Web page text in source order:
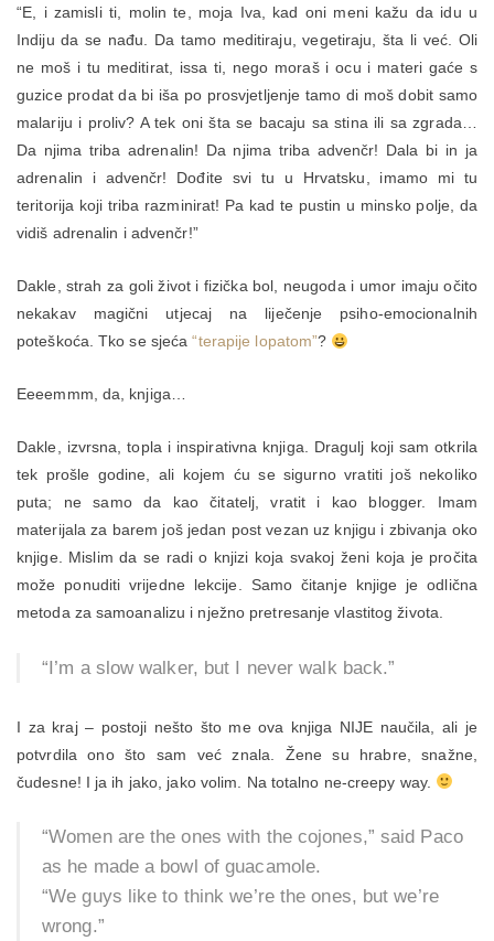
“E, i zamisli ti, molin te, moja Iva, kad oni meni kažu da idu u
Indiju da se nađu. Da tamo meditiraju, vegetiraju, šta li već. Oli
ne moš i tu meditirat, issa ti, nego moraš i ocu i materi gaće s
guzice prodat da bi iša po prosvjetljenje tamo di moš dobit samo
malariju i proliv? A tek oni šta se bacaju sa stina ili sa zgrada…
Da njima triba adrenalin! Da njima triba advenčr! Dala bi in ja
adrenalin i advenčr! Dođite svi tu u Hrvatsku, imamo mi tu
teritorija koji triba razminirat! Pa kad te pustin u minsko polje, da
vidiš adrenalin i advenčr!”
Dakle, strah za goli život i fizička bol, neugoda i umor imaju očito
nekakav magični utjecaj na liječenje psiho-emocionalnih
poteškoća. Tko se sjeća“terapije lopatom”?
Eeeemmm, da, knjiga…
Dakle, izvrsna, topla i inspirativna knjiga. Dragulj koji sam otkrila
tek prošle godine, ali kojem ću se sigurno vratiti još nekoliko
puta; ne samo da kao čitatelj, vratit i kao blogger. Imam
materijala za barem još jedan post vezan uz knjigu i zbivanja oko
knjige. Mislim da se radi o knjizi koja svakoj ženi koja je pročita
može ponuditi vrijedne lekcije. Samo čitanje knjige je odlična
metoda za samoanalizu i nježno pretresanje vlastitog života.
“I’m a slow walker, but I never walk back.”
I za kraj – postoji nešto što me ova knjiga NIJE naučila, ali je
potvrdila ono što sam već znala. Žene su hrabre, snažne,
čudesne! I ja ih jako, jako volim. Na totalno ne-creepy way.
“Women are the ones with the cojones,” said Paco
as he made a bowl of guacamole.
“We guys like to think we’re the ones, but we’re
wrong.”